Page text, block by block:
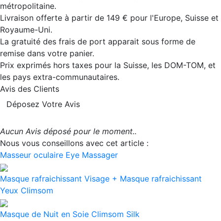
métropolitaine.
Livraison offerte à partir de 149 € pour l'Europe, Suisse et
Royaume-Uni.
La gratuité des frais de port apparait sous forme de
remise dans votre panier.
Prix exprimés hors taxes pour la Suisse, les DOM-TOM, et
les pays extra-communautaires.
Avis des Clients
Déposez Votre Avis
Aucun Avis déposé pour le moment..
Nous vous conseillons avec cet article :
Masseur oculaire Eye Massager
Masque rafraichissant Visage + Masque rafraichissant
Yeux Climsom
Masque de Nuit en Soie Climsom Silk